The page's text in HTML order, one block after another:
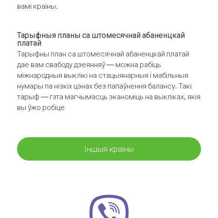
вамі краіны.
Тарыфныя планы са штомесячнай абаненцкай
платай
Тарыфны план са штомесячнай абаненцкай платай
дае вам свабоду дзеянняў — можна рабіць
міжнародныя выклікі на стацыянарныя і мабільныя
нумары па нізкіх цэнах без папаўнення балансу. Такі
тарыф — гэта магчымасць эканоміць на выкліках, якія
вы ўжо робіце
Іншыя краіны